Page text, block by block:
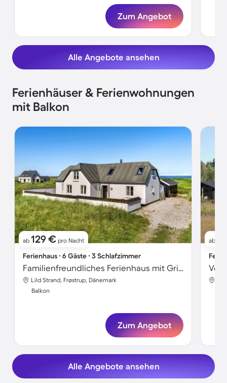
Zum Angebot
Alle Angebote ansehen
Ferienhäuser & Ferienwohnungen
mit Balkon
ab 129 € pro Nacht
Ferienhaus ∙ 6 Gäste ∙ 3 Schlafzimmer
Familienfreundliches Ferienhaus mit Grill, Whirlpool und Terrasse | Seeblick | Nah am Strand | Haustiere erlaubt
Lild Strand, Frøstrup, Dänemark
Balkon
Zum Angebot
ab
Alle Angebote ansehen